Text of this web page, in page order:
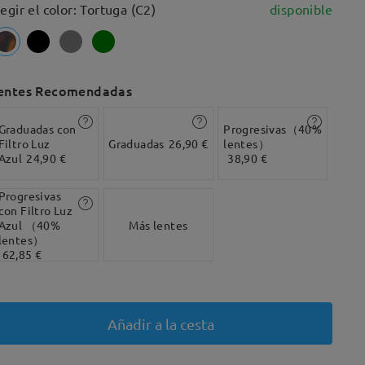
el color: Tortuga (C2) disponible
Recomendadas
con
Luz
24,90 €
Graduadas 26,90 €
Progresivas（40%
lentes）
38,90 €
Filtro Luz
（40%
）
62,85 €
Más lentes
Añadir a la cesta